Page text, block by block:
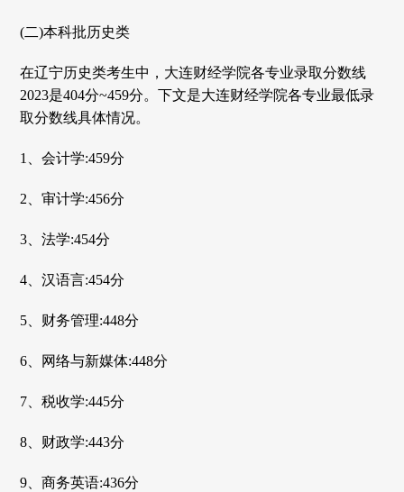
(二)本科批历史类
在辽宁历史类考生中，大连财经学院各专业录取分数线
2023是404分~459分。下文是大连财经学院各专业最低录
取分数线具体情况。
1、会计学:459分
2、审计学:456分
3、法学:454分
4、汉语言:454分
5、财务管理:448分
6、网络与新媒体:448分
7、税收学:445分
8、财政学:443分
9、商务英语:436分